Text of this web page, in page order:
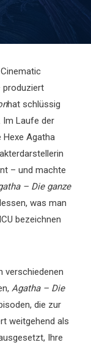
produziert
hat schlüssig
Im Laufe der
Agatha
– ​​und machte
– Die ganze
was man
bezeichnen
verschiedenen
Agatha – Die
die zur
weitgehend als
Ihre